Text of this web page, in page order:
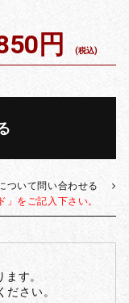
円 (税込)
ついて問い合わせる
」をご記入下さい。
す。
さい。